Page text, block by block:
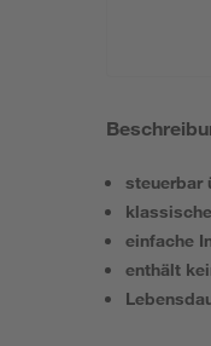
steuerbar
einfache
enthält